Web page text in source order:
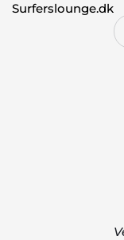
Surferslounge.dk